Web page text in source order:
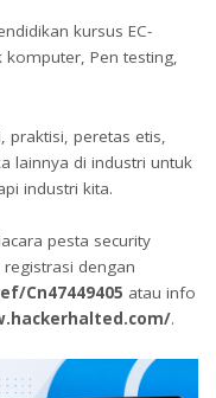
kursus EC-
komputer, Pen testing,
praktisi, peretas etis,
lainnya di industri untuk
industri kita.
pesta security
dengan
Cn47449405 atau info
.